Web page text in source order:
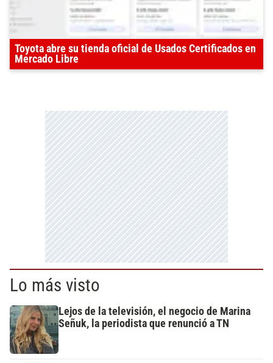
Toyota abre su tienda oficial de Usados Certificados en
Mercado Libre
Lo más visto
Lejos de la televisión, el negocio de Marina
Señuk, la periodista que renunció a TN